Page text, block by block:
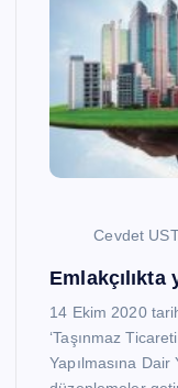
Cevdet
14 Ekim 2020
‘Taşınmaz
Yapılmasına Dair